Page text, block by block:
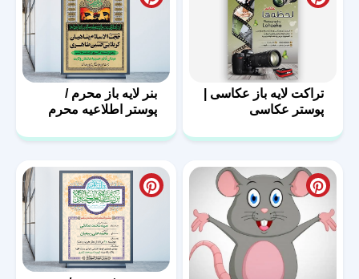
تراکت لایه باز عکاسی |
پوستر عکاسی
بنر لایه باز محرم /
پوستر اطلاعیه محرم